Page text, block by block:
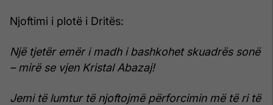
Njoftimi i plotë i Dritës:
Një tjetër emër i madh i bashkohet skuadrës sonë
– mirë se vjen Kristal Abazaj!
Jemi të lumtur të njoftojmë përforcimin më të ri të